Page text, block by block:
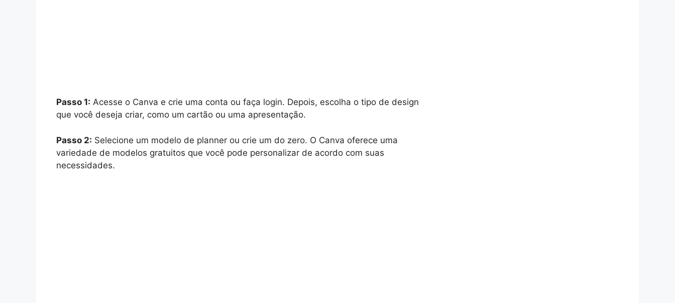
Passo 1: Acesse o Canva e crie uma conta ou faça login. Depois, escolha o tipo de design
que você deseja criar, como um cartão ou uma apresentação.
Passo 2: Selecione um modelo de planner ou crie um do zero. O Canva oferece uma
variedade de modelos gratuitos que você pode personalizar de acordo com suas
necessidades.